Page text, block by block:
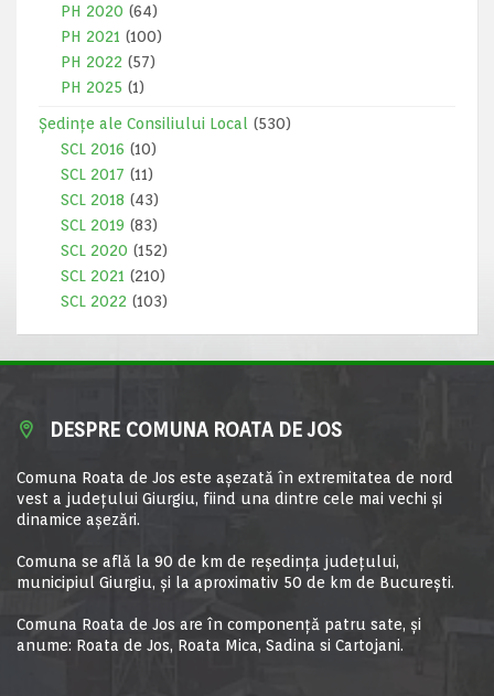
PH 2020 (64)
PH 2021 (100)
PH 2022 (57)
PH 2025 (1)
Ședințe ale Consiliului Local
(530)
SCL 2016 (10)
SCL 2017 (11)
SCL 2018 (43)
SCL 2019 (83)
SCL 2020 (152)
SCL 2021 (210)
SCL 2022 (103)
DESPRE COMUNA ROATA DE JOS
Comuna Roata de Jos este aşezată în extremitatea de nord
vest a judeţului Giurgiu, fiind una dintre cele mai vechi şi
dinamice aşezări.
Comuna se află la 90 de km de reşedinţa judeţului,
municipiul Giurgiu, şi la aproximativ 50 de km de Bucureşti.
Comuna Roata de Jos are în componență patru sate, și
anume: Roata de Jos, Roata Mica, Sadina si Cartojani.